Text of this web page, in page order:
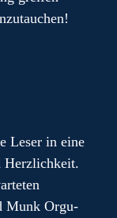
Leser in eine
Herzlichkeit.
Munk Orgu-